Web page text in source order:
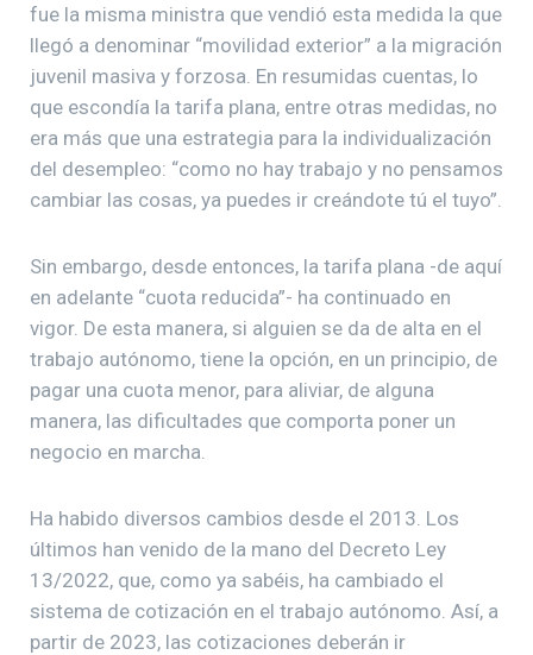
fue la misma ministra que vendió esta medida la que
llegó a denominar “movilidad exterior” a la migración
juvenil masiva y forzosa. En resumidas cuentas, lo
que escondía la tarifa plana, entre otras medidas, no
era más que una estrategia para la individualización
del desempleo: “como no hay trabajo y no pensamos
cambiar las cosas, ya puedes ir creándote tú el tuyo”.
Sin embargo, desde entonces, la tarifa plana -de aquí
en adelante “cuota reducida”- ha continuado en
vigor. De esta manera, si alguien se da de alta en el
trabajo autónomo, tiene la opción, en un principio, de
pagar una cuota menor, para aliviar, de alguna
manera, las dificultades que comporta poner un
negocio en marcha.
Ha habido diversos cambios desde el 2013. Los
últimos han venido de la mano del Decreto Ley
13/2022, que, como ya sabéis, ha cambiado el
sistema de cotización en el trabajo autónomo. Así, a
partir de 2023, las cotizaciones deberán ir